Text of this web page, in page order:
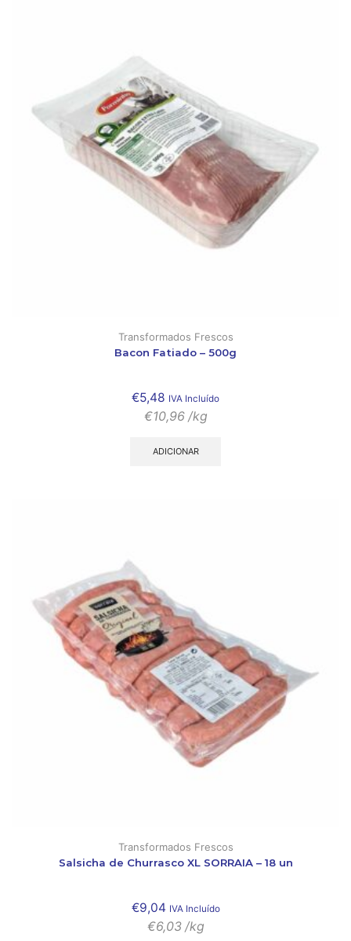
Transformados Frescos
Bacon Fatiado – 500g
€5,48 IVA Incluído
€10,96 /kg
ADICIONAR
Transformados Frescos
Salsicha de Churrasco XL SORRAIA – 18 un
€9,04 IVA Incluído
€6,03 /kg